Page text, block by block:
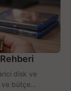
disk ve
ve bütçe